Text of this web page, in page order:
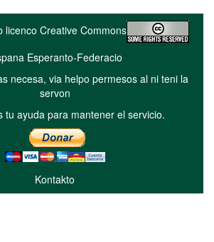
licenco Creative Commons
Esperanto-Federacio
necesa, via helpo permesos al ni teni la
servon
tu ayuda para mantener el servicio.
Kontakto